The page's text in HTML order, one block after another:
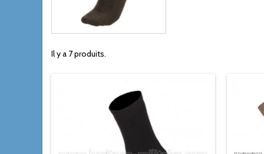
Il y a 7 produits.